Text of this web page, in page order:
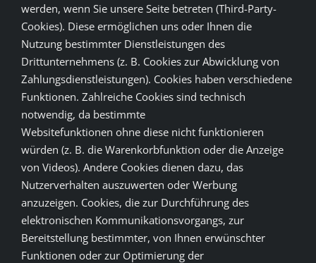
werden, wenn Sie unsere Seite betreten (Third-Party-
Cookies). Diese ermöglichen uns oder Ihnen die
Nutzung bestimmter Dienstleistungen des
Drittunternehmens (z. B. Cookies zur Abwicklung von
Zahlungsdienstleistungen). Cookies haben verschiedene
Funktionen. Zahlreiche Cookies sind technisch
notwendig, da bestimmte
Websitefunktionen ohne diese nicht funktionieren
würden (z. B. die Warenkorbfunktion oder die Anzeige
von Videos). Andere Cookies dienen dazu, das
Nutzerverhalten auszuwerten oder Werbung
anzuzeigen. Cookies, die zur Durchführung des
elektronischen Kommunikationsvorgangs, zur
Bereitstellung bestimmter, von Ihnen erwünschter
Funktionen oder zur Optimierung der